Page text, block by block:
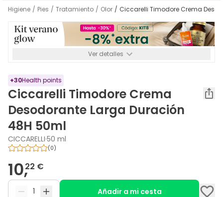
Higiene / Pies / Tratamiento / Olor / Ciccarelli Timodore Crema
Ver detalles
+30Health points
Ciccarelli Timodore Crema
Desodorante Larga Duración
48H 50ml
CICCARELLI·50 ml
(0)
10,22 €
Añadir a mi cesta